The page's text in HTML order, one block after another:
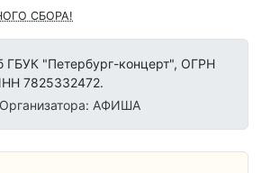
СБОРА!
ГБУК "Петербург-концерт", ОГРН
7825332472.
АФИША